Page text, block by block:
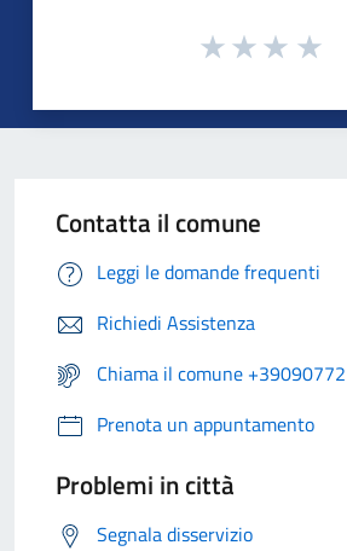
Contatta il comune
Leggi le domande frequenti
Richiedi Assistenza
Chiama il comune
Prenota un appuntamento
Problemi in città
Segnala disservizio